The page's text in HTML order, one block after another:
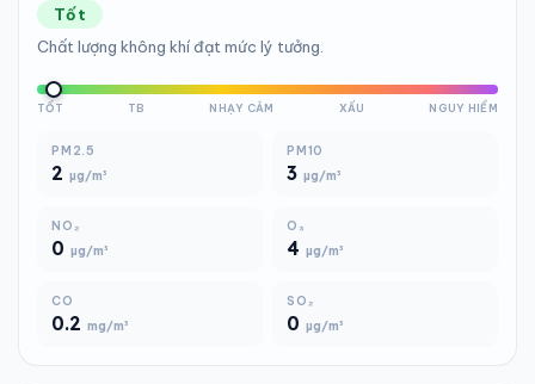
Tốt
Chất lượng không khí đạt mức lý tưởng.
TỐT TB NHẠY CẢM XẤU NGUY HIỂM
PM2.5
2 µg/m³
PM10
3 µg/m³
NO₂
0 µg/m³
O₃
4 µg/m³
CO
0.2 mg/m³
SO₂
0 µg/m³